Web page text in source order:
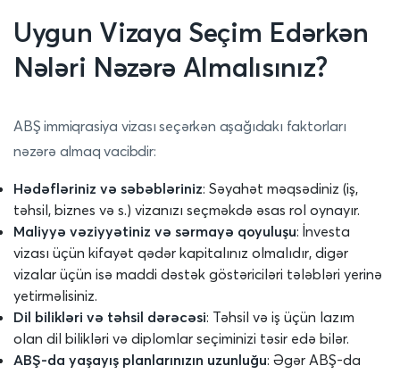
Uygun Vizaya Seçim Edərkən
Nələri Nəzərə Almalısınız?
ABŞ immiqrasiya vizası seçərkən aşağıdakı faktorları
nəzərə almaq vacibdir:
Hədəfləriniz və səbəbləriniz: Səyahət məqsədiniz (iş,
təhsil, biznes və s.) vizanızı seçməkdə əsas rol oynayır.
Maliyyə vəziyyətiniz və sərmayə qoyuluşu: İnvesta
vizası üçün kifayət qədər kapitalınız olmalıdır, digər
vizalar üçün isə maddi dəstək göstəriciləri tələbləri yerinə
yetirməlisiniz.
Dil bilikləri və təhsil dərəcəsi: Təhsil və iş üçün lazım
olan dil bilikləri və diplomlar seçiminizi təsir edə bilər.
ABŞ-da yaşayış planlarınızın uzunluğu: Əgər ABŞ-da